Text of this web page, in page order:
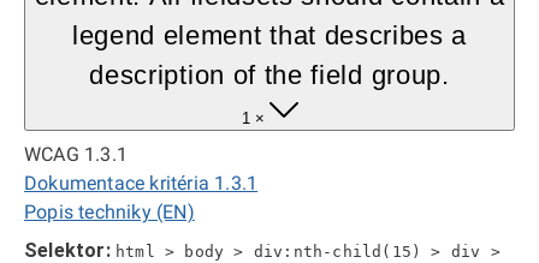
legend element that describes a
description of the field group.
1 ×
WCAG 1.3.1
Dokumentace kritéria 1.3.1
Popis techniky (EN)
Selektor: html > body > div:nth-child(15) > div >